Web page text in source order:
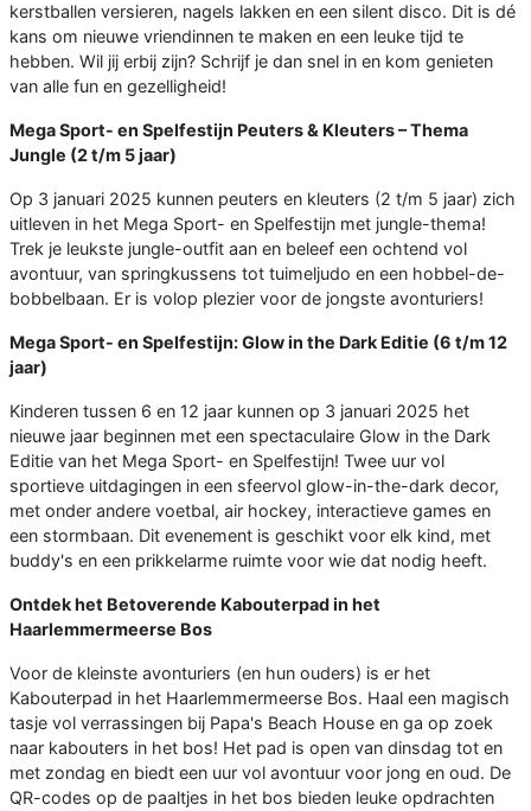
kerstballen versieren, nagels lakken en een silent disco. Dit is dé
kans om nieuwe vriendinnen te maken en een leuke tijd te
hebben. Wil jij erbij zijn? Schrijf je dan snel in en kom genieten
van alle fun en gezelligheid!
Mega Sport- en Spelfestijn Peuters & Kleuters – Thema
Jungle (2 t/m 5 jaar)
Op 3 januari 2025 kunnen peuters en kleuters (2 t/m 5 jaar) zich
uitleven in het Mega Sport- en Spelfestijn met jungle-thema!
Trek je leukste jungle-outfit aan en beleef een ochtend vol
avontuur, van springkussens tot tuimeljudo en een hobbel-de-
bobbelbaan. Er is volop plezier voor de jongste avonturiers!
Mega Sport- en Spelfestijn: Glow in the Dark Editie (6 t/m 12
jaar)
Kinderen tussen 6 en 12 jaar kunnen op 3 januari 2025 het
nieuwe jaar beginnen met een spectaculaire Glow in the Dark
Editie van het Mega Sport- en Spelfestijn! Twee uur vol
sportieve uitdagingen in een sfeervol glow-in-the-dark decor,
met onder andere voetbal, air hockey, interactieve games en
een stormbaan. Dit evenement is geschikt voor elk kind, met
buddy's en een prikkelarme ruimte voor wie dat nodig heeft.
Ontdek het Betoverende Kabouterpad in het
Haarlemmermeerse Bos
Voor de kleinste avonturiers (en hun ouders) is er het
Kabouterpad in het Haarlemmermeerse Bos. Haal een magisch
tasje vol verrassingen bij Papa's Beach House en ga op zoek
naar kabouters in het bos! Het pad is open van dinsdag tot en
met zondag en biedt een uur vol avontuur voor jong en oud. De
QR-codes op de paaltjes in het bos bieden leuke opdrachten